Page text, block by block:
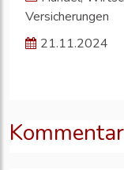
Versicherungen
21.11.2024